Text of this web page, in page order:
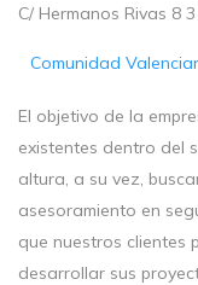
C/ Hermanos Rivas 8
Comunidad
El objetivo de la
existentes dentro del
altura, a su vez,
asesoramiento en
que nuestros clientes
desarrollar sus